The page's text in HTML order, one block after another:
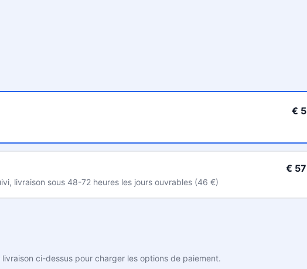
€ 5
€ 57
livraison sous 48-72 heures les jours ouvrables (46 €)
ci-dessus pour charger les options de paiement.